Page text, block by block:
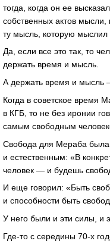
тогда, когда он ее
собственных актов
ту мысль, которую мыслил
Да, если все это так, то
держать время и мысль.
А держать время и мысль
Когда в советское время
в КГБ, то не без иронии
самым свободным
Свобода для Мераба
и естественным: «В
человек — и будешь
И еще говорил: «Быть
и способности быть
У него были и эти силы, и
Где-то с середины 70-х